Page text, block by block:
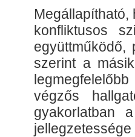
konfliktusos
együttműködő,
szerint a
végzős
gyakorlatban